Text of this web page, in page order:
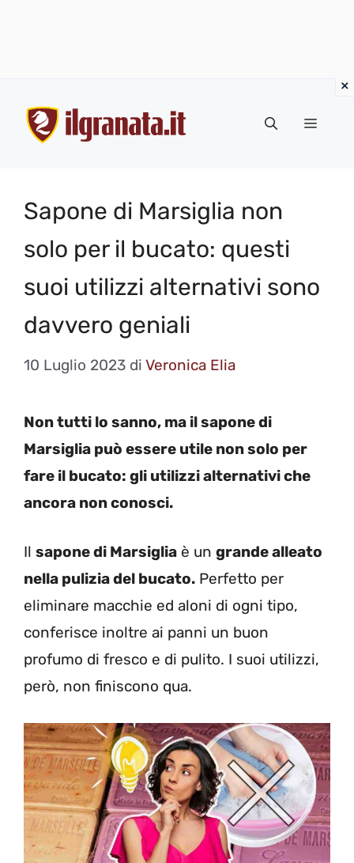
contenuto
Menu
Sapone di Marsiglia non
solo per il bucato: questi
suoi utilizzi alternativi sono
davvero geniali
10 Luglio 2023 di Veronica Elia
Non tutti lo sanno, ma il sapone di
Marsiglia può essere utile non solo per
fare il bucato: gli utilizzi alternativi che
ancora non conosci.
Il sapone di Marsiglia è un grande alleato
nella pulizia del bucato. Perfetto per
eliminare macchie ed aloni di ogni tipo,
conferisce inoltre ai panni un buon
profumo di fresco e di pulito. I suoi utilizzi,
però, non finiscono qua.